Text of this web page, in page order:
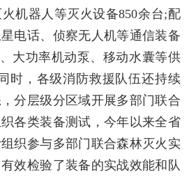
机器人等灭火设备850余台;配
电话、侦察无人机等通信装备
大功率机动泵、移动水囊等供
时，各级消防救援队伍还持续
分层级分区域开展多部门联合
各类装备测试，今年以来全省
织参与多部门联合森林灭火实
效检验了装备的实战效能和队